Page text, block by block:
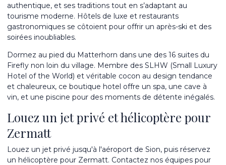
authentique, et ses traditions tout en s’adaptant au
tourisme moderne. Hôtels de luxe et restaurants
gastronomiques se côtoient pour offrir un après-ski et des
soirées inoubliables.
Dormez au pied du Matterhorn dans une des 16 suites du
Firefly non loin du village. Membre des SLHW (Small Luxury
Hotel of the World) et véritable cocon au design tendance
et chaleureux, ce boutique hotel offre un spa, une cave à
vin, et une piscine pour des moments de détente inégalés.
Louez un jet privé et hélicoptère pour
Zermatt
Louez un jet privé jusqu'à l'aéroport de Sion, puis réservez
un hélicoptère pour Zermatt. Contactez nos équipes pour